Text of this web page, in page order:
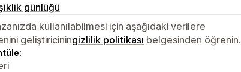
günlüğü
kullanılabilmesi için aşağıdaki verilere
geliştiriciningizlilik politikası belgesinden öğrenin.